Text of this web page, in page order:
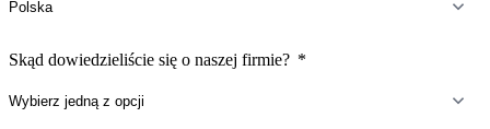
Skąd dowiedzieliście się o naszej firmie?